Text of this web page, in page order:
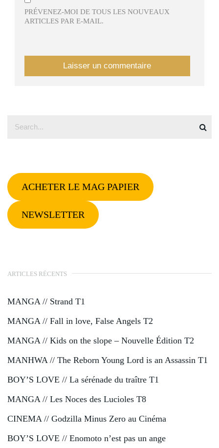
PRÉVENEZ-MOI DE TOUS LES NOUVEAUX
ARTICLES PAR E-MAIL.
ACHETER LE MAG PAPIER
NEWSLETTER
ARTICLES RÉCENTS
MANGA // Strand T1
MANGA // Fall in love, False Angels T2
MANGA // Kids on the slope – Nouvelle Édition T2
MANHWA // The Reborn Young Lord is an Assassin T1
BOY’S LOVE // La sérénade du traître T1
MANGA // Les Noces des Lucioles T8
CINEMA // Godzilla Minus Zero au Cinéma
BOY’S LOVE // Enomoto n’est pas un ange